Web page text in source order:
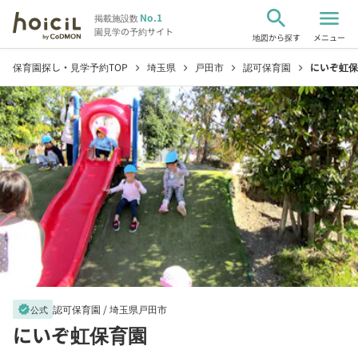
掲載施設数No.1
園見学の予約サイト
search
地図から探す
menu
メニュー
保育園探し・見学予約TOP chevron_right 埼玉県 chevron_right 戸田市 chevron_right 認可保育園 chevron_right にいぞ虹
verified公式 認可保育園 /埼玉県戸田市
にいぞ虹保育園